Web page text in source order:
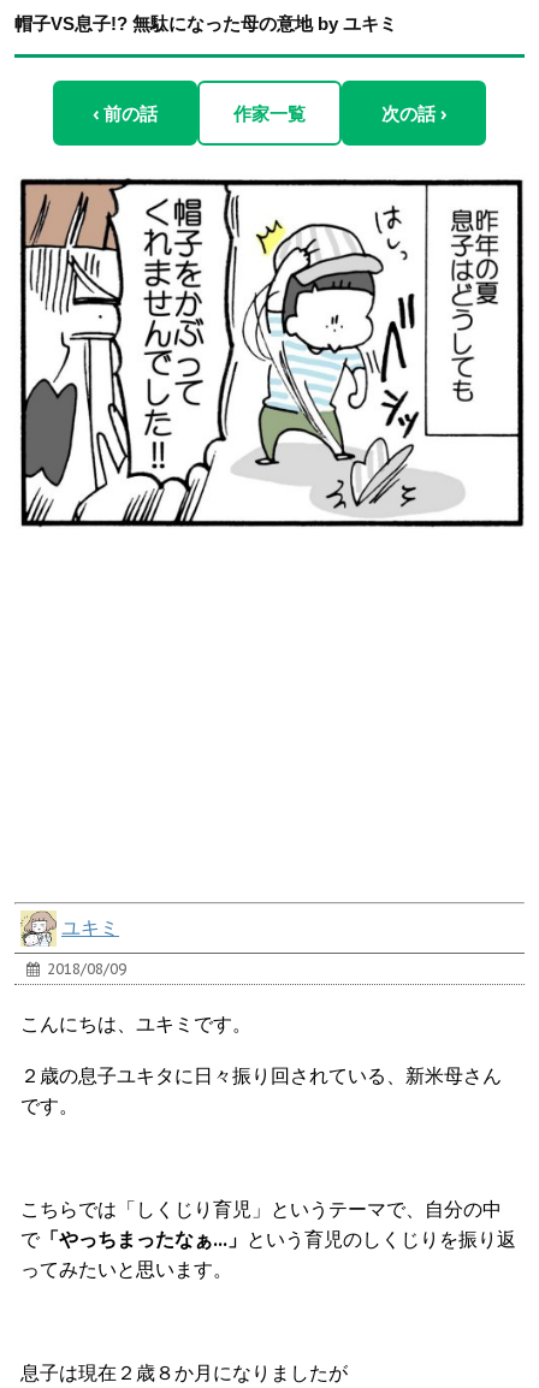
帽子VS息子!? 無駄になった母の意地 by ユキミ
‹ 前の話 作家一覧 次の話 ›
ユキミ
2018/08/09
こんにちは、ユキミです。
２歳の息子ユキタに日々振り回されている、新米母さん
です。
こちらでは「しくじり育児」というテーマで、自分の中
で「やっちまったなぁ…」 という育児のしくじりを振り返
ってみたいと思います。
息子は現在２歳８か月になりましたが